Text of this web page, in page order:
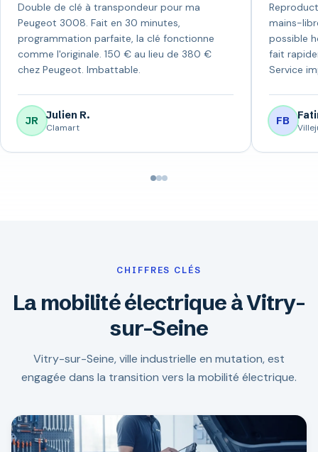
Double de clé à transpondeur pour ma
Peugeot 3008. Fait en 30 minutes,
programmation parfaite, la clé fonctionne
comme l'originale. 150 € au lieu de 380 €
chez Peugeot. Imbattable.
JR Julien R.
Clamart
mains-
possible
fait
Service
FB
CHIFFRES CLÉS
La mobilité électrique à Vitry-
sur-Seine
Vitry-sur-Seine, ville industrielle en mutation, est
engagée dans la transition vers la mobilité électrique.